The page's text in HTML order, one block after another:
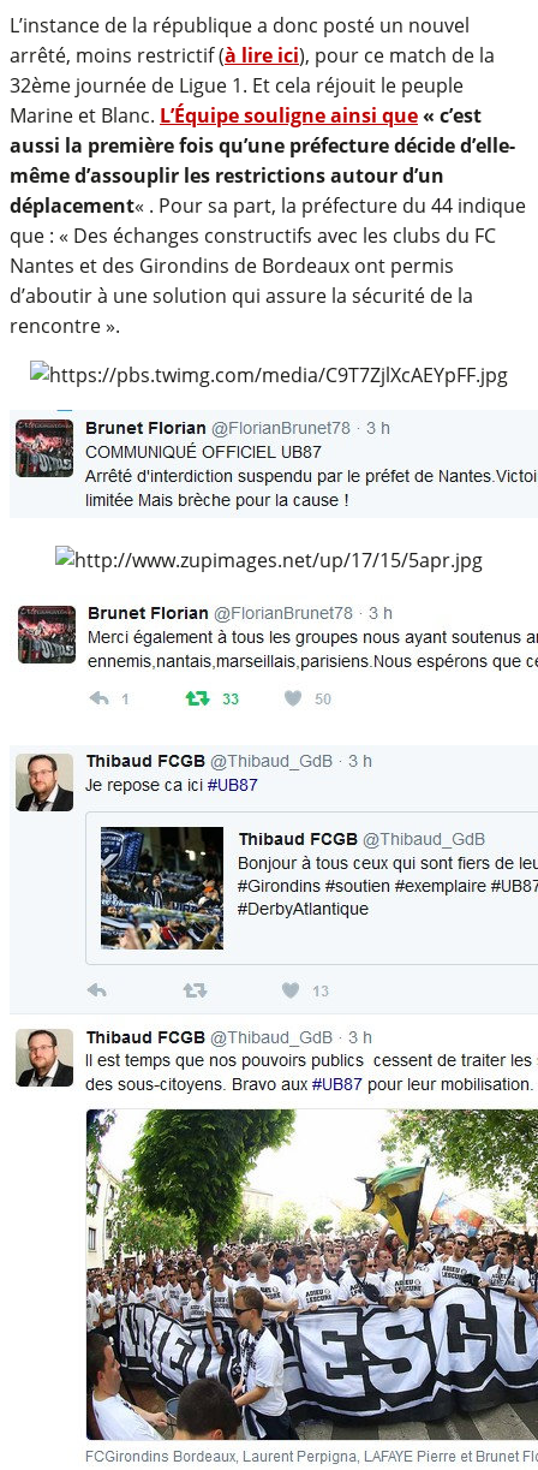
L’instance de la république a donc posté un nouvel
arrêté, moins restrictif (à lire ici), pour ce match de la
32ème journée de Ligue 1. Et cela réjouit le peuple
Marine et Blanc. L’Équipe souligne ainsi que« c’est
aussi la première fois qu’une préfecture décide d’elle-
même d’assouplir les restrictions autour d’un
déplacement« . Pour sa part, la préfecture du 44 indique
que : « Des échanges constructifs avec les clubs du FC
Nantes et des Girondins de Bordeaux ont permis
d’aboutir à une solution qui assure la sécurité de la
rencontre ».